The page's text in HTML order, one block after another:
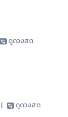
ดูดวงสด
| ดูดวงสด